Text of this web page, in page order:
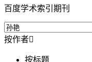
百度学术索引期刊
按作者
按标题